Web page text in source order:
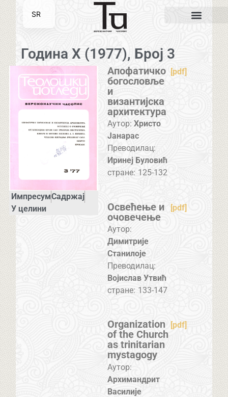
Година X (1977), Број 3
ИмпресумСадржај
У целини
Апофатичко
богословље
и
византијска
архитектура
[pdf]
Аутор: Христо
Јанарас
Преводилац:
Иринеј Буловић
стране: 125-132
Освећење и
очовечење
[pdf]
Аутор:
Димитрије
Станилоје
Преводилац:
Војислав Утвић
стране: 133-147
Organization
of the Church
as trinitarian
mystagogy
[pdf]
Аутор:
Архимандрит
Василије
SR
EN